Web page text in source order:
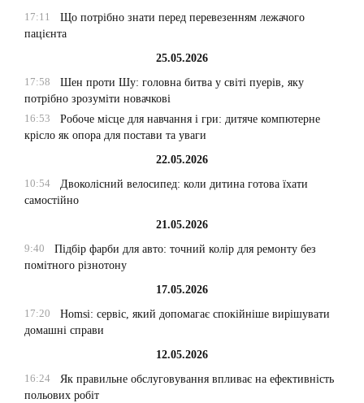
17:11
Що потрібно знати перед перевезенням лежачого
пацієнта
25.05.2026
17:58
Шен проти Шу: головна битва у світі пуерів, яку
потрібно зрозуміти новачкові
16:53
Робоче місце для навчання і гри: дитяче компютерне
крісло як опора для постави та уваги
22.05.2026
10:54
Двоколісний велосипед: коли дитина готова їхати
самостійно
21.05.2026
9:40
Підбір фарби для авто: точний колір для ремонту без
помітного різнотону
17.05.2026
17:20
Homsi: сервіс, який допомагає спокійніше вирішувати
домашні справи
12.05.2026
16:24
Як правильне обслуговування впливає на ефективність
польових робіт